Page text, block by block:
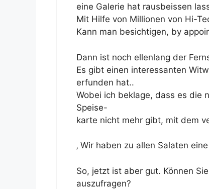
eine Galerie hat rausbeissen
Mit Hilfe von Millionen von Hi-
Kann man besichtigen, by
Dann ist noch ellenlang der
Es gibt einen interessanten
erfunden hat..
Wobei ich beklage, dass es die
Speise-
karte nicht mehr gibt, mit dem
‚ Wir haben zu allen Salaten
So, jetzt ist aber gut. Können
auszufragen?